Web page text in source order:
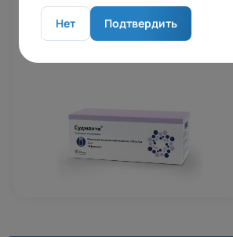
СУДЖЕКТА
Сугаммадекс
Нет Подтвердить